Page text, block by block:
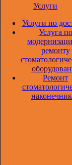
Услуги
Услуги по
Услуга по
ремонту
Ремонт